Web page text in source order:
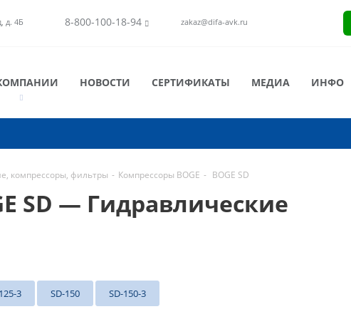
д. 4Б 8-800-100-18-94 zakaz@difa-avk.ru
НОВОСТИ СЕРТИФИКАТЫ МЕДИА ИНФО
компрессоры, фильтры - Компрессоры BOGE - BOGE SD
SD — Гидравлические
3 SD-150 SD-150-3